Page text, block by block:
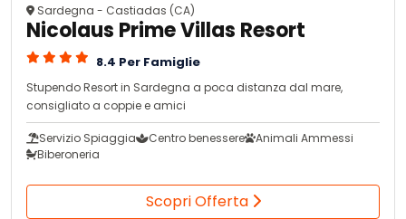
Sardegna - Castiadas (CA)
Nicolaus Prime Villas Resort
8.4 Per Famiglie
Stupendo Resort in Sardegna a poca distanza dal mare,
consigliato a coppie e amici
Servizio Spiaggia Centro benessere
Animali Ammessi
Biberoneria
Scopri Offerta